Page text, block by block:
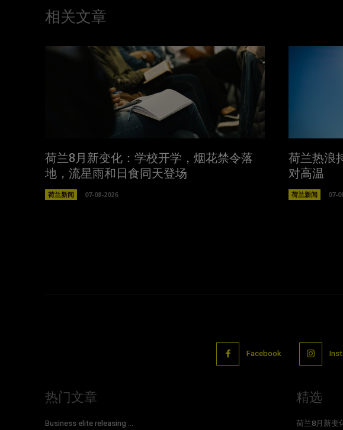
相关文章
荷兰8月新变化：学校开学，烟花禁令落
地，流星雨和日食同天登场
荷兰新闻 07-08-2026
荷兰热浪
对高温
荷兰新闻 07-
Facebook
热门文章
Business elite releasing ...
精选
荷兰8月新变